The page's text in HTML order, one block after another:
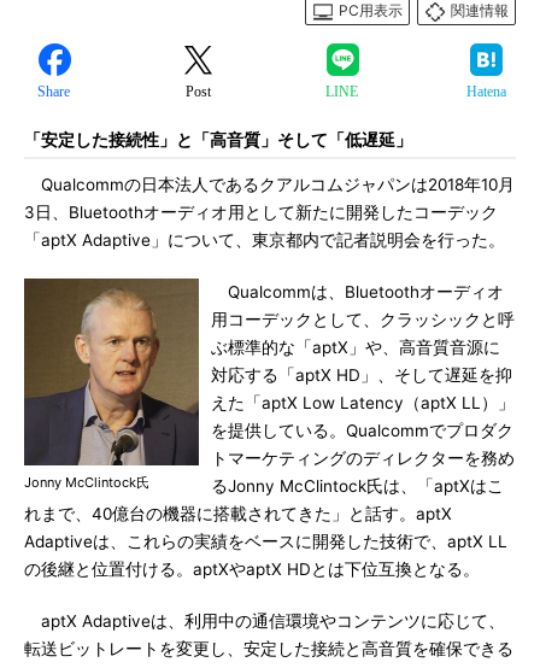
PC用表示
関連情報
Share Post LINE Hatena
「安定した接続性」と「高音質」そして「低遅延」
Qualcommの日本法人であるクアルコムジャパンは2018年10月
3日、Bluetoothオーディオ用として新たに開発したコーデック
「aptX Adaptive」について、東京都内で記者説明会を行った。
Jonny McClintock氏
Qualcommは、Bluetoothオーディオ
用コーデックとして、クラッシックと呼
ぶ標準的な「aptX」や、高音質音源に
対応する「aptX HD」、そして遅延を抑
えた「aptX Low Latency（aptX LL）」
を提供している。Qualcommでプロダク
トマーケティングのディレクターを務め
るJonny McClintock氏は、「aptXはこ
れまで、40億台の機器に搭載されてきた」と話す。aptX
Adaptiveは、これらの実績をベースに開発した技術で、aptX LL
の後継と位置付ける。aptXやaptX HDとは下位互換となる。
aptX Adaptiveは、利用中の通信環境やコンテンツに応じて、
転送ビットレートを変更し、安定した接続と高音質を確保できる